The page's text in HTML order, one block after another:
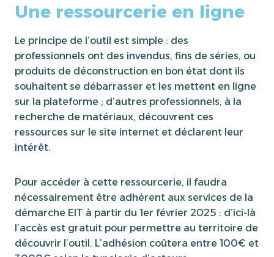
Une ressourcerie en ligne
Le principe de l’outil est simple : des
professionnels ont des invendus, fins de séries, ou
produits de déconstruction en bon état dont ils
souhaitent se débarrasser et les mettent en ligne
sur la plateforme ; d’autres professionnels, à la
recherche de matériaux, découvrent ces
ressources sur le site internet et déclarent leur
intérêt.
Pour accéder à cette ressourcerie, il faudra
nécessairement être adhérent aux services de la
démarche EIT à partir du 1er février 2025 : d’ici-là
l’accès est gratuit pour permettre au territoire de
découvrir l’outil. L’adhésion coûtera entre 100€ et